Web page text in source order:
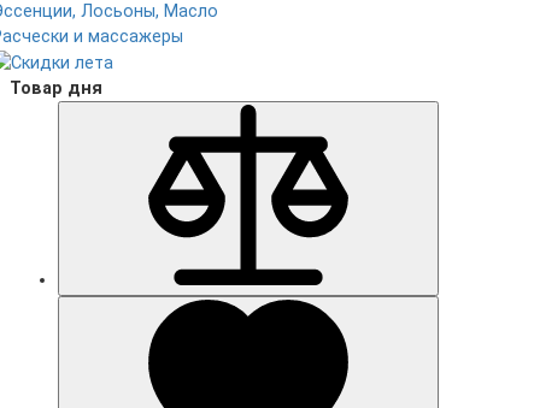
Лосьоны, Масло
и массажеры
Товар дня